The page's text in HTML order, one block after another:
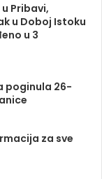
Pribavi,
u Doboj Istoku
u 3
poginula 26-
za sve